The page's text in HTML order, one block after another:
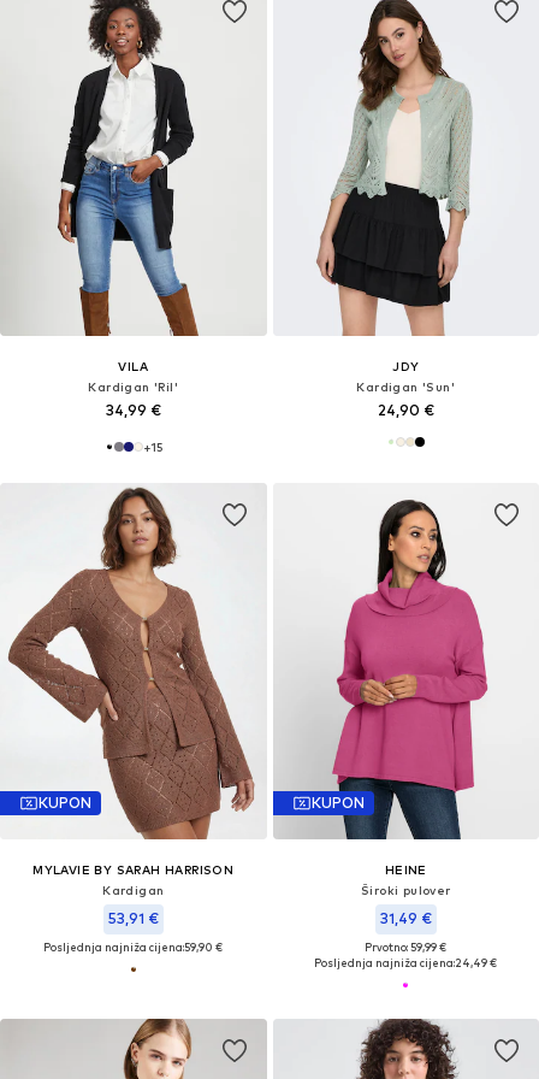
VILA
Kardigan 'Ril'
34,99 €
+15
JDY
Kardigan 'Sun'
24,90 €
KUPON
MYLAVIE BY SARAH HARRISON
Kardigan
53,91 €
Posljednja najniža cijena:59,90 €
KUPON
HEINE
Široki pulover
31,49 €
Prvotno: 59,99 €
Posljednja najniža cijena:24,49 €